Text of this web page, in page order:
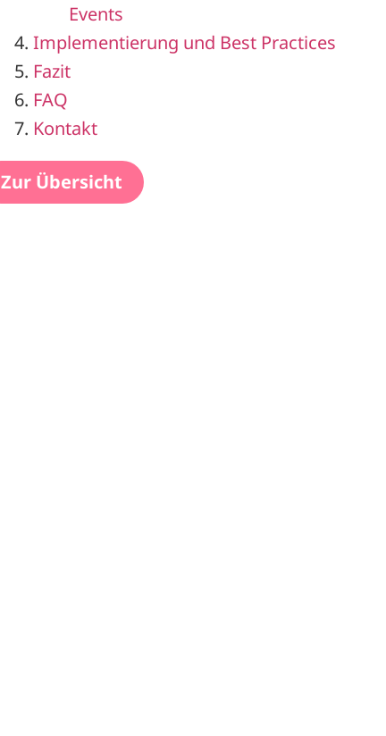
Events
Implementierung und Best Practices
Fazit
FAQ
Kontakt
Zur Übersicht